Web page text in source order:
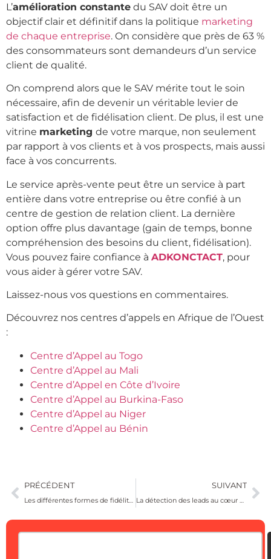
L’amélioration constante du SAV doit être un
objectif clair et définitif dans la politique marketing
de chaque entreprise. On considère que près de 63 %
des consommateurs sont demandeurs d’un service
client de qualité.
On comprend alors que le SAV mérite tout le soin
nécessaire, afin de devenir un véritable levier de
satisfaction et de fidélisation client. De plus, il est une
vitrine marketing de votre marque, non seulement
par rapport à vos clients et à vos prospects, mais aussi
face à vos concurrents.
Le service après-vente peut être un service à part
entière dans votre entreprise ou être confié à un
centre de gestion de relation client. La dernière
option offre plus davantage (gain de temps, bonne
compréhension des besoins du client, fidélisation).
Vous pouvez faire confiance à ADKONCTACT, pour
vous aider à gérer votre SAV.
Laissez-nous vos questions en commentaires.
Découvrez nos centres d’appels en Afrique de l’Ouest
:
Centre d’Appel au Togo
Centre d’Appel au Mali
Centre d’Appel en Côte d’Ivoire
Centre d’Appel au Burkina-Faso
Centre d’Appel au Niger
Centre d’Appel au Bénin
PRÉCÉDENT SUIVANT